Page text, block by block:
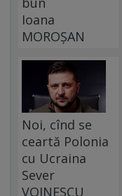
Ioana
MOROȘAN
Noi, cînd se
ceartă Polonia
cu Ucraina
Sever
VOINESCU